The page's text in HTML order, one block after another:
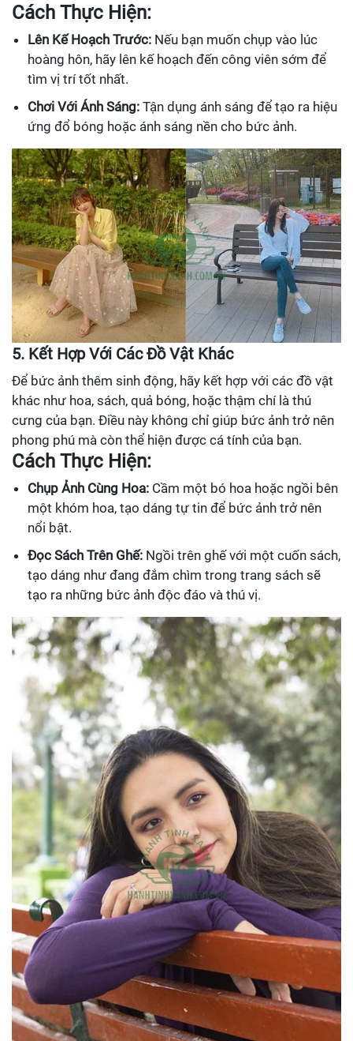
Cách Thực Hiện:
Lên Kế Hoạch Trước: Nếu bạn muốn chụp vào lúc
hoàng hôn, hãy lên kế hoạch đến công viên sớm để
tìm vị trí tốt nhất.
Chơi Với Ánh Sáng: Tận dụng ánh sáng để tạo ra hiệu
ứng đổ bóng hoặc ánh sáng nền cho bức ảnh.
5. Kết Hợp Với Các Đồ Vật Khác
Để bức ảnh thêm sinh động, hãy kết hợp với các đồ vật
khác như hoa, sách, quả bóng, hoặc thậm chí là thú
cưng của bạn. Điều này không chỉ giúp bức ảnh trở nên
phong phú mà còn thể hiện được cá tính của bạn.
Cách Thực Hiện:
Chụp Ảnh Cùng Hoa: Cầm một bó hoa hoặc ngồi bên
một khóm hoa, tạo dáng tự tin để bức ảnh trở nên
nổi bật.
Đọc Sách Trên Ghế: Ngồi trên ghế với một cuốn sách,
tạo dáng như đang đắm chìm trong trang sách sẽ
tạo ra những bức ảnh độc đáo và thú vị.